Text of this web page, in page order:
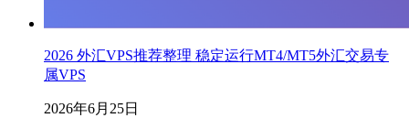
2026 外汇VPS推荐整理 稳定运行MT4/MT5外汇交易专
属VPS
2026年6月25日